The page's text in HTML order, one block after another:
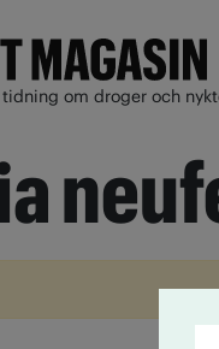
om droger och